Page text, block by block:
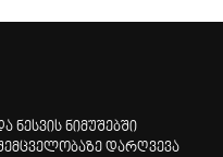
ნესვის ნიმუშებში
დარღვევა